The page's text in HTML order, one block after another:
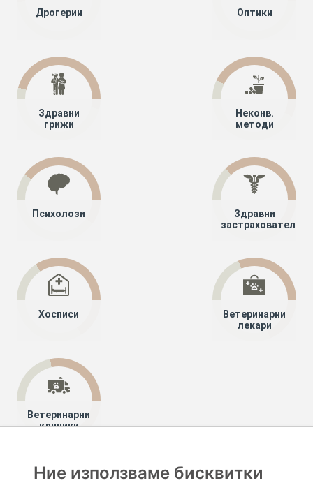
Дрогерии Оптики
Здравни
грижи
Неконв.
методи
Психолози
Здравни
застрахователи
Хосписи
Ветеринарни
лекари
Ветеринарни
клиники
Специалисти
Ние използваме бисквитки